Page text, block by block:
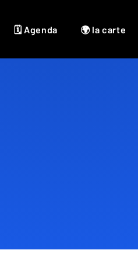
🗓 Agenda 🌍 la carte